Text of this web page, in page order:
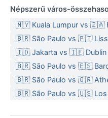
Népszerű város-
🇲🇾 Kuala Lumpur vs 🇿🇦
🇧🇷 São Paulo vs 🇵🇹
🇮🇩 Jakarta vs 🇮🇪 Dublin
🇧🇷 São Paulo vs 🇪🇸
🇧🇷 São Paulo vs 🇬🇷
🇧🇷 São Paulo vs 🇺🇸 Los